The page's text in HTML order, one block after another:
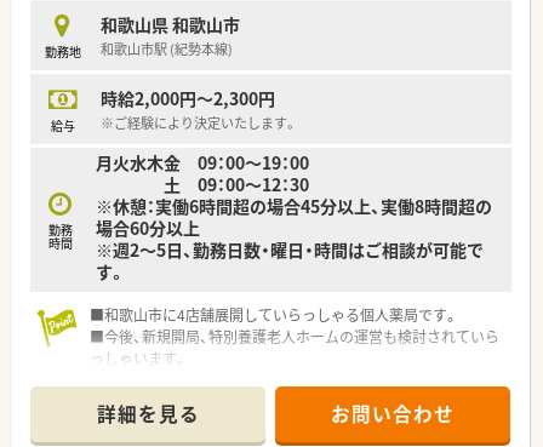
勤務地
和歌山県 和歌山市
和歌山市駅 (紀勢本線)
給与
時給2,000円～2,300円
※ご経験により決定いたします。
勤務
時間
月火水木金 09：00～19：00
土 09：00～12：30
※休憩：実働6時間超の場合45分以上、実働8時間超の
場合60分以上
※週2～5日、勤務日数・曜日・時間はご相談が可能で
す。
■和歌山市に4店舗展開していらっしゃる個人薬局です。
■今後、新規開局、特別養護老人ホームの運営も検討されていら
っしゃいます。
ます。
詳細を見る お問い合わせ